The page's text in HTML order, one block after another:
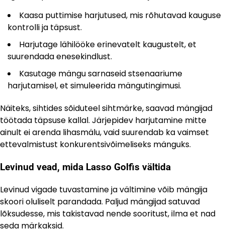
Kaasa puttimise harjutused, mis rõhutavad kauguse
kontrolli ja täpsust.
Harjutage lähilööke erinevatelt kaugustelt, et
suurendada enesekindlust.
Kasutage mängu sarnaseid stsenaariume
harjutamisel, et simuleerida mängutingimusi.
Näiteks, sihtides sõiduteel sihtmärke, saavad mängijad
töötada täpsuse kallal. Järjepidev harjutamine mitte
ainult ei arenda lihasmälu, vaid suurendab ka vaimset
ettevalmistust konkurentsivõimeliseks mänguks.
Levinud vead, mida Lasso Golfis vältida
Levinud vigade tuvastamine ja vältimine võib mängija
skoori oluliselt parandada. Paljud mängijad satuvad
lõksudesse, mis takistavad nende sooritust, ilma et nad
seda märkaksid.